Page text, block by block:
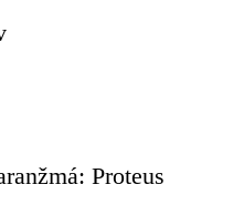
Proteus